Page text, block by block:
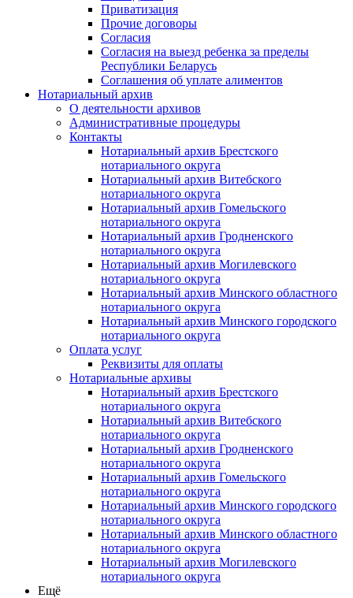
Приватизация
Прочие договоры
Согласия
Согласия на выезд ребенка за пределы
Республики Беларусь
Соглашения об уплате алиментов
Нотариальный архив
О деятельности архивов
Административные процедуры
Контакты
Нотариальный архив Брестского
нотариального округа
Нотариальный архив Витебского
нотариального округа
Нотариальный архив Гомельского
нотариального округа
Нотариальный архив Гродненского
нотариального округа
Нотариальный архив Могилевского
нотариального округа
Нотариальный архив Минского областного
нотариального округа
Нотариальный архив Минского городского
нотариального округа
Оплата услуг
Реквизиты для оплаты
Нотариальные архивы
Нотариальный архив Брестского
нотариального округа
Нотариальный архив Витебского
нотариального округа
Нотариальный архив Гродненского
нотариального округа
Нотариальный архив Гомельского
нотариального округа
Нотариальный архив Минского городского
нотариального округа
Нотариальный архив Минского областного
нотариального округа
Нотариальный архив Могилевского
нотариального округа
Ещё